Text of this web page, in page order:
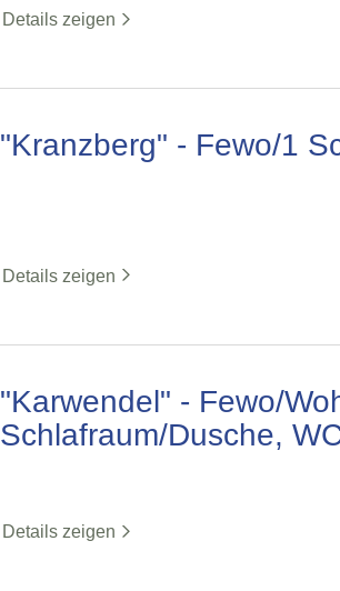
Details zeigen
"Kranzberg" - Fewo/1
Details zeigen
"Karwendel" - Fewo/
Schlafraum/Dusche,
Details zeigen